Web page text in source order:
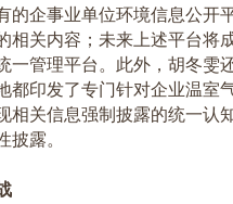
的企事业单位环境信息公开
相关内容；未来上述平台将
一管理平台。此外，胡冬雯
都印发了专门针对企业温室
相关信息强制披露的统一认
披露。